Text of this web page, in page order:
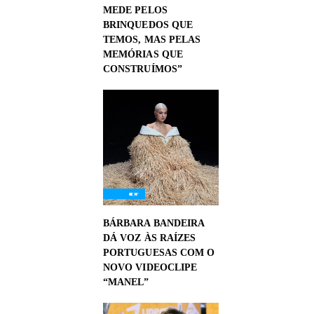
MEDE PELOS
BRINQUEDOS QUE
TEMOS, MAS PELAS
MEMÓRIAS QUE
CONSTRUÍMOS”
BÁRBARA BANDEIRA
DÁ VOZ ÀS RAÍZES
PORTUGUESAS COM O
NOVO VIDEOCLIPE
“MANEL”